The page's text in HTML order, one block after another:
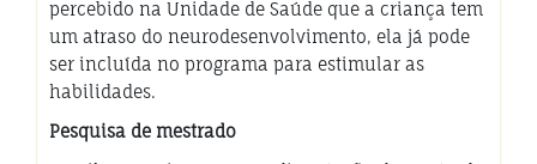
percebido na Unidade de Saúde que a criança tem
um atraso do neurodesenvolvimento, ela já pode
ser incluída no programa para estimular as
habilidades.
Pesquisa de mestrado